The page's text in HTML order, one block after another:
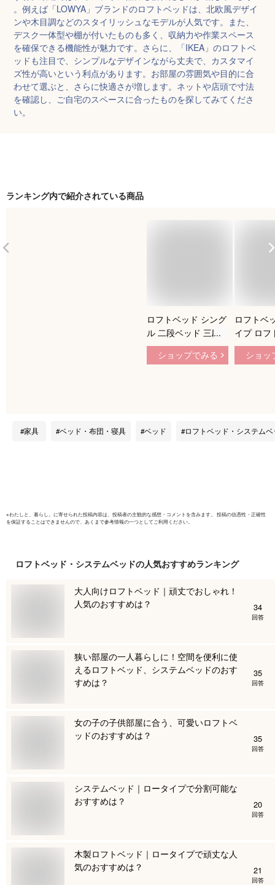
。例えば「LOWYA」ブランドのロフトベッドは、北欧風デザイ
ンや木目調などのスタイリッシュなモデルが人気です。また、
デスク一体型や棚が付いたものも多く、収納力や作業スペース
を確保できる機能性が魅力です。さらに、「IKEA」のロフトベ
ッドも注目で、シンプルなデザインながら丈夫で、カスタマイ
ズ性が高いという利点があります。お部屋の雰囲気や目的に合
わせて選ぶと、さらに快適さが増します。ネットや店頭で寸法
を確認し、ご自宅のスペースに合ったものを探してみてくださ
い。
ランキング内で紹介されている商品
ロフトベッド シング
ル 二段ベッド 三段
ベッド デスク付 2段
ベッド ベッド シン
部屋 スチール 耐震
ショップでみる
ロフトベ
イプ ロフ
パイプベ
大人用
ショッ
家具 ベッド・布団・寝具 ベッド ロフトベッド・システムベ
※わたしと、暮らし。 に寄せられた投稿内容は、投稿者の主観的な感想・コメントを含みます。 投稿の信憑性・正確性
を保証することはできませんので、あくまで参考情報の一つとしてご利用ください。
ロフトベッド・システムベッドの人気おすすめランキング
大人向けロフトベッド｜頑丈でおしゃれ！
人気のおすすめは？
34
回答
狭い部屋の一人暮らしに！空間を便利に使
えるロフトベッド、システムベッドのおす
すめは？
35
回答
女の子の子供部屋に合う、可愛いロフトベ
ッドのおすすめは？
35
回答
システムベッド｜ロータイプで分割可能な
おすすめは？
20
回答
木製ロフトベッド｜ロータイプで頑丈な人
気のおすすめは？
21
回答